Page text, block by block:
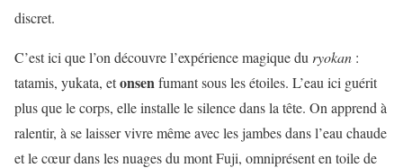
discret.
C’est ici que l’on découvre l’expérience magique du ryokan :
tatamis, yukata, etonsenfumant sous les étoiles. L’eau ici guérit
plus que le corps, elle installe le silence dans la tête. On apprend à
ralentir, à se laisser vivre même avec les jambes dans l’eau chaude
et le cœur dans les nuages du mont Fuji, omniprésent en toile de